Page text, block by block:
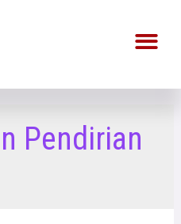
Pendirian